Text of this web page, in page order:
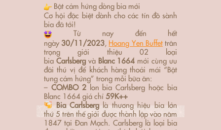
Bật cảm hứng dòng bia mới
Cơ hội đặc biệt dành cho các tín đồ sành
bia đã tới!
Từ nay đến hết
ngày30/11/2023, Hoang Yen Buffettrân
trọng giới thiệu 02 loại
bia Carlsbergvà Blanc 1664 mới cùng ưu
đãi thú vị để khách hàng thoải mái “Bật
tung cảm hứng” trong mỗi bữa ăn:
– COMBO 2lon bia Carlsberg hoặc bia
Blanc 1664 giá chỉ59K++
Bia Carlsberglà thương hiệu bia lớn
thứ 5 trên thế giới được thành lập vào năm
1847 tại Đan Mạch. Carlsberg là loại bia